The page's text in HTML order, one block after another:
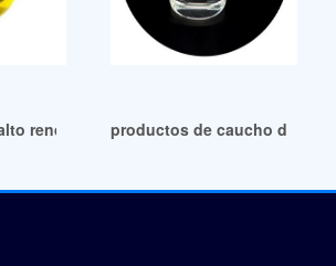
rendimiento, material reciclado,
productos de caucho dop